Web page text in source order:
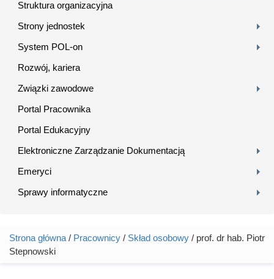
Struktura organizacyjna
Strony jednostek
System POL-on
Rozwój, kariera
Związki zawodowe
Portal Pracownika
Portal Edukacyjny
Elektroniczne Zarządzanie Dokumentacją
Emeryci
Sprawy informatyczne
Jesteś tutaj
Strona główna / Pracownicy / Skład osobowy / prof. dr hab. Piotr
Stepnowski